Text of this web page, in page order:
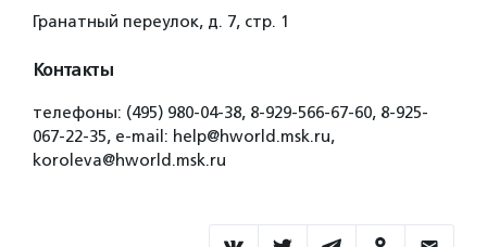
Гранатный переулок, д. 7, стр. 1
Контакты
телефоны: (495) 980-04-38, 8-929-566-67-60, 8-925-
067-22-35, e-mail: help@hworld.msk.ru,
koroleva@hworld.msk.ru